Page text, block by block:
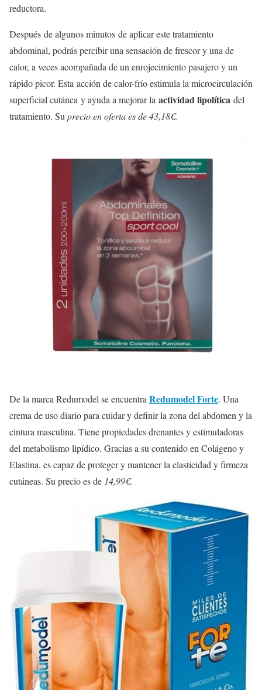
reductora.
Después de algunos minutos de aplicar este tratamiento
abdominal, podrás percibir una sensación de frescor y una de
calor, a veces acompañada de un enrojecimiento pasajero y un
rápido picor. Esta acción de calor-frío estimula la microcirculación
superficial cutánea y ayuda a mejorar la actividad lipolítica del
tratamiento. Suprecio en oferta es de 43,18€.
De la marca Redumodel se encuentra Redumodel Forte. Una
crema de uso diario para cuidar y definir la zona del abdomen y la
cintura masculina. Tiene propiedades drenantes y estimuladoras
del metabolismo lipídico. Gracias a su contenido en Colágeno y
Elastina, es capaz de proteger y mantener la elasticidad y firmeza
cutáneas. Su precio es de 14,99€.